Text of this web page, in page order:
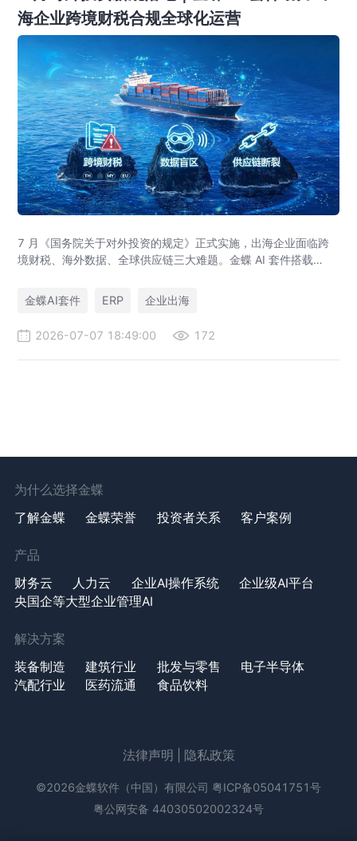
海企业跨境财税合规全球化运营
7 月《国务院关于对外投资的规定》正式实施，出海企业面临跨
境财税、海外数据、全球供应链三大难题。金蝶 AI 套件搭载
规、全球 ERP 可视、供应链智能风控，适配东南亚多国本地化经
营。
金蝶AI套件 ERP 企业出海
2026-07-07 18:49:00 172
为什么选择金蝶
了解金蝶
金蝶荣誉 投资者关系 客户案例
产品
财务云
人力云 企业AI操作系统
企业级AI平台
央国企等大型企业管理AI
解决方案
装备制造
建筑行业 批发与零售
电子半导体
汽配行业
医药流通 食品饮料
法律声明 隐私政策
©2026金蝶软件（中国）有限公司 粤ICP备05041751号
粤公网安备 44030502002324号